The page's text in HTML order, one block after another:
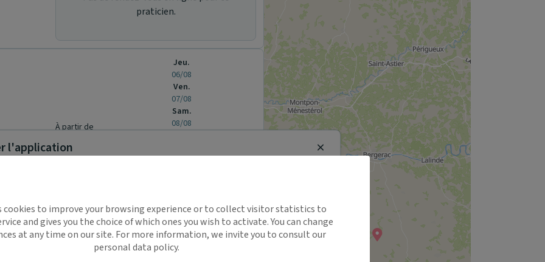
praticien.
À partir de
Jeu.
06/08
Ven.
07/08
Sam.
08/08
Prochaine disponibilité le :
Pas de rendez-vous en ligne pour ce
l'application
!
rappels automatiques pour ne plus rien
Close
cookies to improve your browsing experience or to collect visitor statistics to
and gives you the choice of which ones you wish to activate. You can change
at any time on our site. For more information, we invite you to consult our
personal data policy.